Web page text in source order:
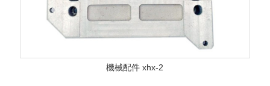
機械配件 xhx-2